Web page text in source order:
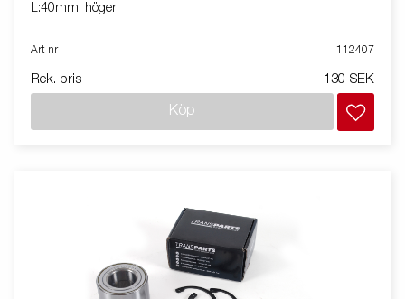
L:40mm, höger
Art nr 112407
Rek. pris 130 SEK
Köp